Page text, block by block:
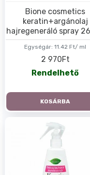
Egységár: 11.42 Ft/ ml
Bione cosmetics
keratin+argánolaj
hajregeneráló spray
2 970Ft
Rendelhető
KOSÁRBA